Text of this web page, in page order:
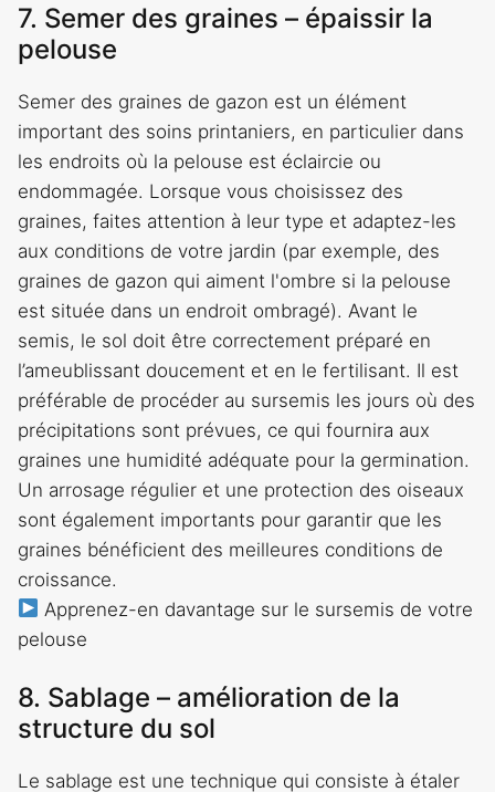
7. Semer des graines – épaissir la
pelouse
Semer des graines de gazon est un élément
important des soins printaniers, en particulier dans
les endroits où la pelouse est éclaircie ou
endommagée. Lorsque vous choisissez des
graines, faites attention à leur type et adaptez-les
aux conditions de votre jardin (par exemple, des
graines de gazon qui aiment l'ombre si la pelouse
est située dans un endroit ombragé). Avant le
semis, le sol doit être correctement préparé en
l’ameublissant doucement et en le fertilisant. Il est
préférable de procéder au sursemis les jours où des
précipitations sont prévues, ce qui fournira aux
graines une humidité adéquate pour la germination.
Un arrosage régulier et une protection des oiseaux
sont également importants pour garantir que les
graines bénéficient des meilleures conditions de
croissance.
Apprenez-en davantage sur le sursemis de votre
pelouse
8. Sablage – amélioration de la
structure du sol
Le sablage est une technique qui consiste à étaler